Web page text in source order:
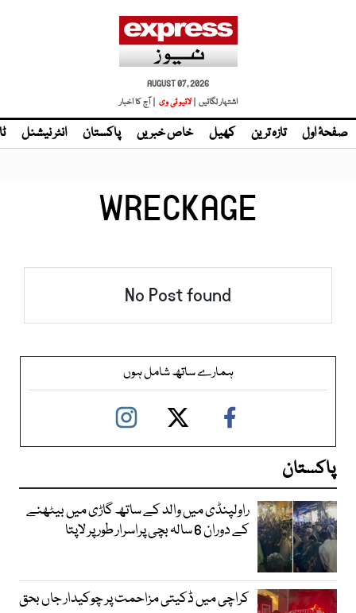
AUGUST 07, 2026
اشتہار لگائیں | لائیو ٹی وی | آج کا اخبار
صفحۂ اول تازہ ترین کھیل خاص خبریں پاکستان انٹر نیشنل
WRECKAGE
No Post found
ہمارے ساتھ شامل ہوں
پاکستان
راولپنڈی میں والد کے ساتھ گاڑی میں بیٹھنے
کے دوران 6 سالہ بچی پراسرار طور پر لاپتا
کراچی میں ڈکیتی مزاحمت پر چوکیدار جاں بحق